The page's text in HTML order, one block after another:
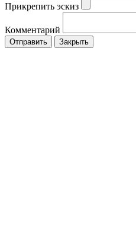
Прикрепить эскиз
Комментарий
Закрыть